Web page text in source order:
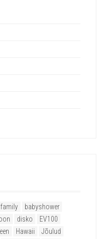
babyshower
disko
EV100
Hawaii
Jõulud